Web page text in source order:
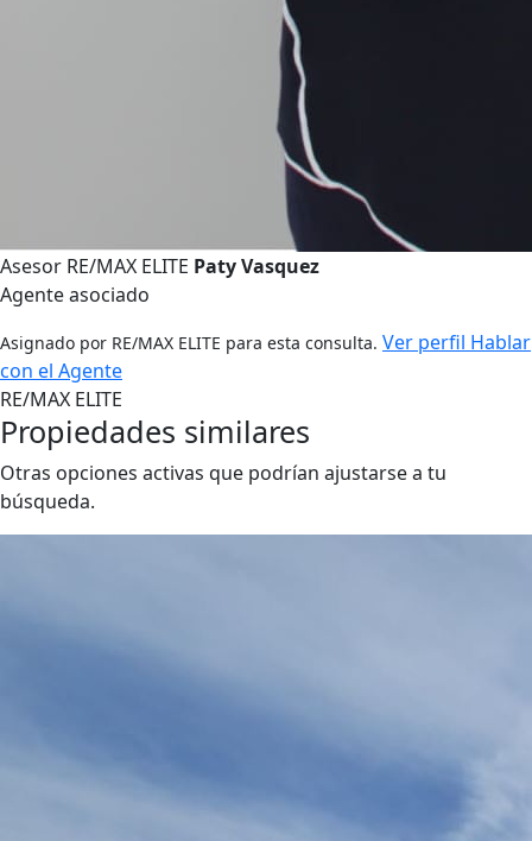
Asesor RE/MAX ELITE Paty Vasquez
Agente asociado
Asignado por RE/MAX ELITE para esta consulta. Ver perfil Hablar
con el Agente
RE/MAX ELITE
Propiedades similares
Otras opciones activas que podrían ajustarse a tu
búsqueda.